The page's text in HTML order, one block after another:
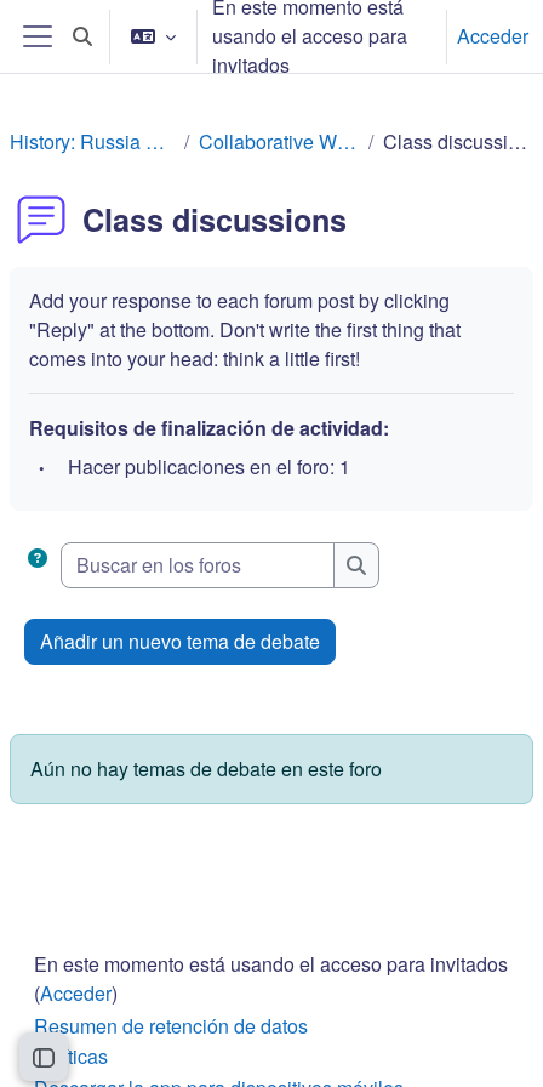
Saltar al contenido principal
Panel lateral
Selector de búsqueda de entrada
En este momento está
usando el acceso para
invitados
Acceder
Abrir índice del curso
History: Russia Rev Collaborative Work Class discussions
Class discussions
Add your response to each forum post by clicking
"Reply" at the bottom. Don't write the first thing that
comes into your head: think a little first!
Requisitos de finalización de actividad:
Hacer publicaciones en el foro: 1
Buscar en los foros
Buscar en los foros
Añadir un nuevo tema de debate
Aún no hay temas de debate en este foro
En este momento está usando el acceso para invitados
(Acceder)
Resumen de retención de datos
Políticas